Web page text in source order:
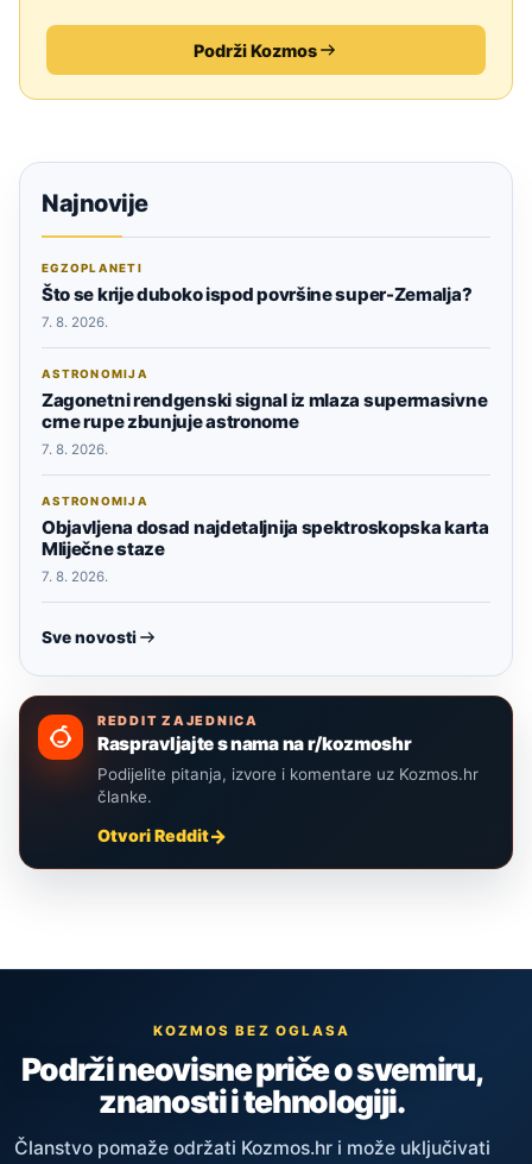
Podrži Kozmos
Najnovije
EGZOPLANETI
Što se krije duboko ispod površine super-Zemalja?
7. 8. 2026.
ASTRONOMIJA
Zagonetni rendgenski signal iz mlaza supermasivne
crne rupe zbunjuje astronome
7. 8. 2026.
ASTRONOMIJA
Objavljena dosad najdetaljnija spektroskopska karta
Mliječne staze
7. 8. 2026.
Sve novosti
REDDIT ZAJEDNICA
Raspravljajte s nama na r/kozmoshr
Podijelite pitanja, izvore i komentare uz Kozmos.hr
članke.
Otvori Reddit
KOZMOS BEZ OGLASA
Podrži neovisne priče o svemiru,
znanosti i tehnologiji.
Članstvo pomaže održati Kozmos.hr i može uključivati